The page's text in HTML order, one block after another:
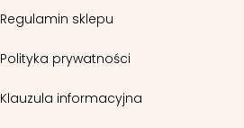
Regulamin sklepu
Polityka prywatności
Klauzula informacyjna